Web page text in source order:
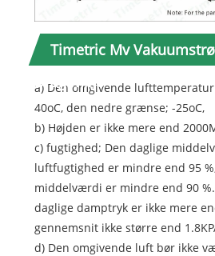
Timetric Mv
Brug miljø
a) Den omgivende
40oC, den nedre grænse; -25oC,
b) Højden er ikke mere end
c) fugtighed; Den daglige
luftfugtighed er mindre end 95
middelværdi er mindre end 90
daglige damptryk er ikke mere
gennemsnit ikke større end
d) Den omgivende luft bør ikke